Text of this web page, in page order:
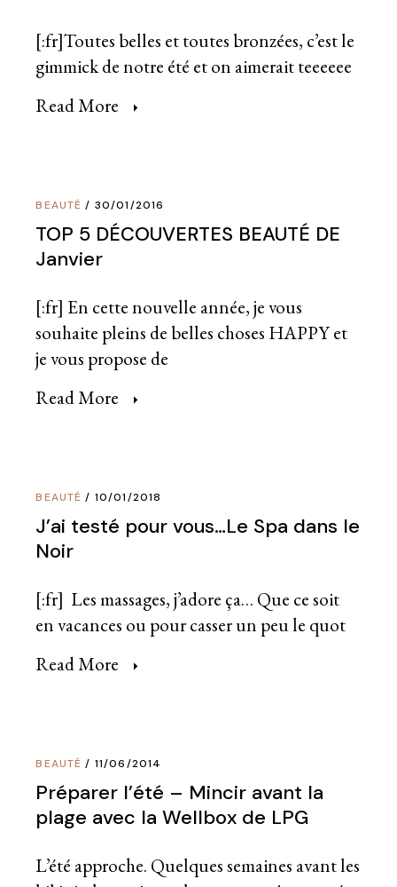
[:fr]Toutes belles et toutes bronzées, c’est le
gimmick de notre été et on aimerait teeeeee
Read More
BEAUTÉ 30/01/2016
TOP 5 DÉCOUVERTES BEAUTÉ DE
Janvier
[:fr] En cette nouvelle année, je vous
souhaite pleins de belles choses HAPPY et
je vous propose de
Read More
BEAUTÉ 10/01/2018
J’ai testé pour vous…Le Spa dans le
Noir
[:fr] Les massages, j’adore ça… Que ce soit
en vacances ou pour casser un peu le quot
Read More
BEAUTÉ 11/06/2014
Préparer l’été – Mincir avant la
plage avec la Wellbox de LPG
L’été approche. Quelques semaines avant les